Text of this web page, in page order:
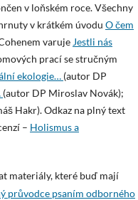
v loňském roce. Všechny
v krátkém úvodu O čem
varuje Jestli nás
prací se stručným
ekologie… (autor DP
(autor DP Miroslav Novák);
Hakr). Odkaz na plný text
– Holismus a
materiály, které buď mají
průvodce psaním odborného